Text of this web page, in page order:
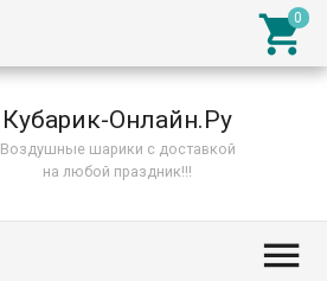

Кубарик-Онлайн.Ру
Воздушные шарики с доставкой
на любой праздник!!!
